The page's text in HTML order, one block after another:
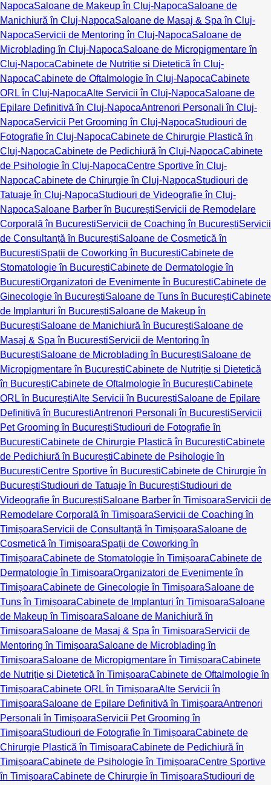
NapocaSaloane de Makeup în Cluj-NapocaSaloane de
Manichiură în Cluj-NapocaSaloane de Masaj & Spa în Cluj-
NapocaServicii de Mentoring în Cluj-NapocaSaloane de
Microblading în Cluj-NapocaSaloane de Micropigmentare în
Cluj-NapocaCabinete de Nutriție și Dietetică în Cluj-
NapocaCabinete de Oftalmologie în Cluj-NapocaCabinete
ORL în Cluj-NapocaAlte Servicii în Cluj-NapocaSaloane de
Epilare Definitivă în Cluj-NapocaAntrenori Personali în Cluj-
NapocaServicii Pet Grooming în Cluj-NapocaStudiouri de
Fotografie în Cluj-NapocaCabinete de Chirurgie Plastică în
Cluj-NapocaCabinete de Pedichiură în Cluj-NapocaCabinete
de Psihologie în Cluj-NapocaCentre Sportive în Cluj-
NapocaCabinete de Chirurgie în Cluj-NapocaStudiouri de
Tatuaje în Cluj-NapocaStudiouri de Videografie în Cluj-
NapocaSaloane Barber în BucureștiServicii de Remodelare
Corporală în BucureștiServicii de Coaching în BucureștiServicii
de Consultanță în BucureștiSaloane de Cosmetică în
BucureștiSpații de Coworking în BucureștiCabinete de
Stomatologie în BucureștiCabinete de Dermatologie în
BucureștiOrganizatori de Evenimente în BucureștiCabinete de
Ginecologie în BucureștiSaloane de Tuns în BucureștiCabinete
de Implanturi în BucureștiSaloane de Makeup în
BucureștiSaloane de Manichiură în BucureștiSaloane de
Masaj & Spa în BucureștiServicii de Mentoring în
BucureștiSaloane de Microblading în BucureștiSaloane de
Micropigmentare în BucureștiCabinete de Nutriție și Dietetică
în BucureștiCabinete de Oftalmologie în BucureștiCabinete
ORL în BucureștiAlte Servicii în BucureștiSaloane de Epilare
Definitivă în BucureștiAntrenori Personali în BucureștiServicii
Pet Grooming în BucureștiStudiouri de Fotografie în
BucureștiCabinete de Chirurgie Plastică în BucureștiCabinete
de Pedichiură în BucureștiCabinete de Psihologie în
BucureștiCentre Sportive în BucureștiCabinete de Chirurgie în
BucureștiStudiouri de Tatuaje în BucureștiStudiouri de
Videografie în BucureștiSaloane Barber în TimișoaraServicii de
Remodelare Corporală în TimișoaraServicii de Coaching în
TimișoaraServicii de Consultanță în TimișoaraSaloane de
Cosmetică în TimișoaraSpații de Coworking în
TimișoaraCabinete de Stomatologie în TimișoaraCabinete de
Dermatologie în TimișoaraOrganizatori de Evenimente în
TimișoaraCabinete de Ginecologie în TimișoaraSaloane de
Tuns în TimișoaraCabinete de Implanturi în TimișoaraSaloane
de Makeup în TimișoaraSaloane de Manichiură în
TimișoaraSaloane de Masaj & Spa în TimișoaraServicii de
Mentoring în TimișoaraSaloane de Microblading în
TimișoaraSaloane de Micropigmentare în TimișoaraCabinete
de Nutriție și Dietetică în TimișoaraCabinete de Oftalmologie în
TimișoaraCabinete ORL în TimișoaraAlte Servicii în
TimișoaraSaloane de Epilare Definitivă în TimișoaraAntrenori
Personali în TimișoaraServicii Pet Grooming în
TimișoaraStudiouri de Fotografie în TimișoaraCabinete de
Chirurgie Plastică în TimișoaraCabinete de Pedichiură în
TimișoaraCabinete de Psihologie în TimișoaraCentre Sportive
în TimișoaraCabinete de Chirurgie în TimișoaraStudiouri de